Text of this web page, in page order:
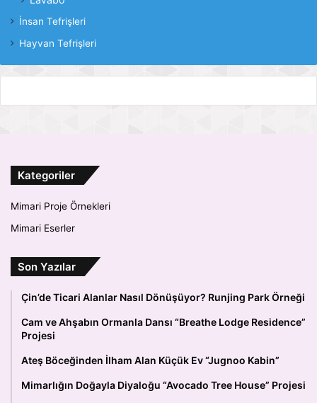
İnsan Tefrişleri
Hayvan Tefrişleri
Kategoriler
Mimari Proje Örnekleri
Mimari Eserler
Son Yazılar
Çin’de Ticari Alanlar Nasıl Dönüşüyor? Runjing Park Örneği
Cam ve Ahşabın Ormanla Dansı “Breathe Lodge Residence”
Projesi
Ateş Böceğinden İlham Alan Küçük Ev “Jugnoo Kabin”
Mimarlığın Doğayla Diyaloğu “Avocado Tree House” Projesi